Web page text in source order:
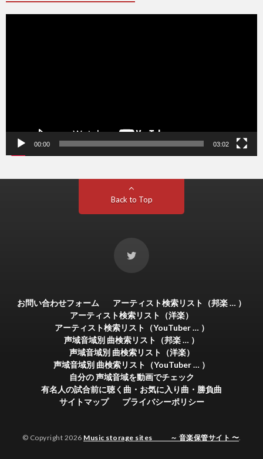
動
00:00 03:02
Back to Top
お問い合わせフォーム
アーティスト検索リスト（邦楽 … ）
アーティスト検索リスト（洋楽）
アーティスト検索リスト（YouTuber … ）
声域音域別 曲検索リスト（邦楽 … ）
声域音域別 曲検索リスト（洋楽）
声域音域別 曲検索リスト（YouTuber … ）
自分の 声域音域を動画でチェック
有名人の試合前に聴く曲・お気に入り曲・勝負曲
サイトマップ
プライバシーポリシー
© Copyright 2026 Music storage sites ～ 音楽保管サイト 〜.